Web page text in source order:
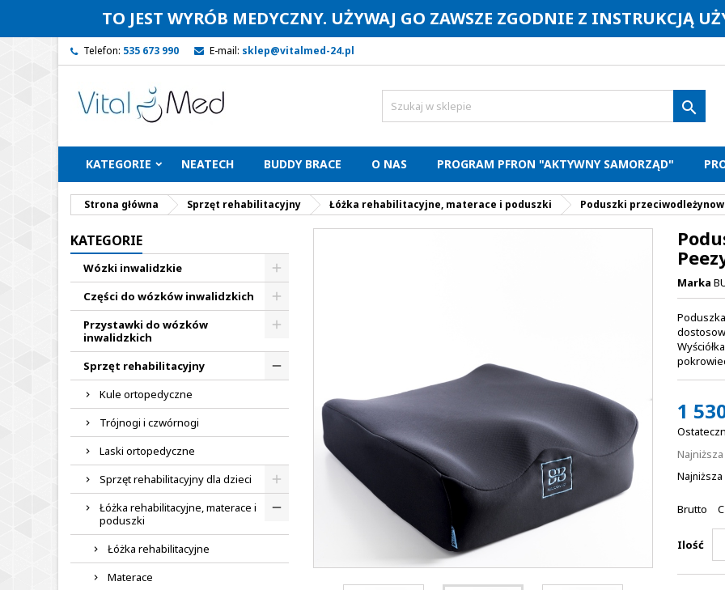
TO JEST WYRÓB MEDYCZNY. UŻYWAJ GO ZAWSZE ZGODNIE Z INSTRUKCJĄ
Telefon: 535 673 990 E-mail: sklep@vitalmed-24.pl

KATEGORIE NEATECH BUDDY BRACE O NAS PROGRAM PFRON "AKTYWNY SAMORZĄD"
Strona główna Sprzęt rehabilitacyjny Łóżka rehabilitacyjne, materace i poduszki Poduszki
KATEGORIE
Wózki inwalidzkie
Części do wózków inwalidzkich
Przystawki do wózków
inwalidzkich
Sprzęt rehabilitacyjny
Kule ortopedyczne
Trójnogi i czwórnogi
Laski ortopedyczne
Sprzęt rehabilitacyjny dla dzieci
Łóżka rehabilitacyjne, materace i
poduszki
Łóżka rehabilitacyjne
Materace
Marka
1
Brutto
Ilość